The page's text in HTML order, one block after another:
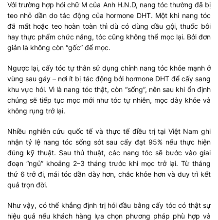
Với trường hợp hói chữ M của Anh H.N.D, nang tóc thường đã bị
teo nhỏ dần do tác động của hormone DHT. Một khi nang tóc
đã mất hoặc teo hoàn toàn thì dù có dùng dầu gội, thuốc bôi
hay thực phẩm chức năng, tóc cũng không thể mọc lại. Bởi đơn
giản là không còn “gốc” để mọc.
Ngược lại, cấy tóc tự thân sử dụng chính nang tóc khỏe mạnh ở
vùng sau gáy – nơi ít bị tác động bởi hormone DHT để cấy sang
khu vực hói. Vì là nang tóc thật, còn “sống”, nên sau khi ổn định
chúng sẽ tiếp tục mọc mới như tóc tự nhiên, mọc dày khỏe và
không rụng trở lại.
Nhiều nghiên cứu quốc tế và thực tế điều trị tại Việt Nam ghi
nhận tỷ lệ nang tóc sống sót sau cấy đạt 95% nếu thực hiện
đúng kỹ thuật. Sau thủ thuật, các nang tóc sẽ bước vào giai
đoạn “ngủ” khoảng 2–3 tháng trước khi mọc trở lại. Từ tháng
thứ 6 trở đi, mái tóc dần dày hơn, chắc khỏe hơn và duy trì kết
quả trọn đời.
Như vậy, có thể khẳng định trị hói đầu bằng cấy tóc có thật sự
hiệu quả nếu khách hàng lựa chọn phương pháp phù hợp và